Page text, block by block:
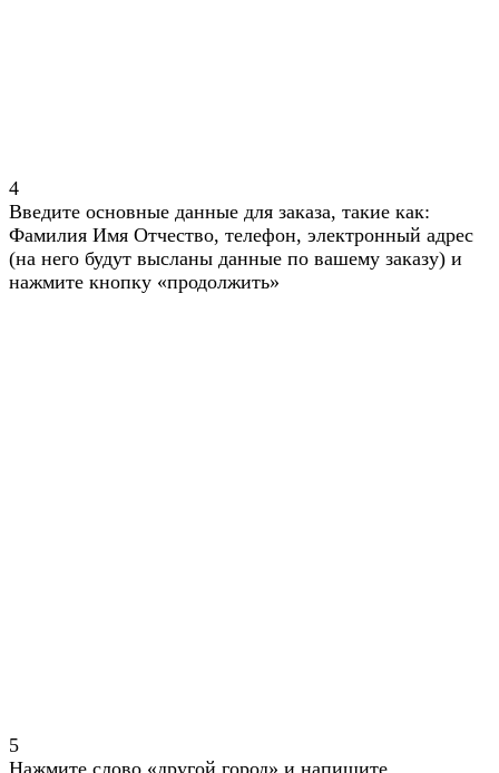
4
Введите основные данные для заказа, такие как:
Фамилия Имя Отчество, телефон, электронный адрес
(на него будут высланы данные по вашему заказу) и
нажмите кнопку «продолжить»
5